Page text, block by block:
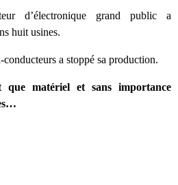
d’électronique grand public a
huit usines.
conducteurs a stoppé sa production.
que matériel et sans importance